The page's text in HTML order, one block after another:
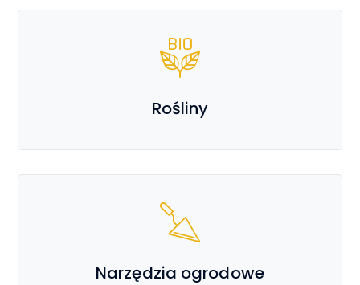
Rośliny
Narzędzia ogrodowe